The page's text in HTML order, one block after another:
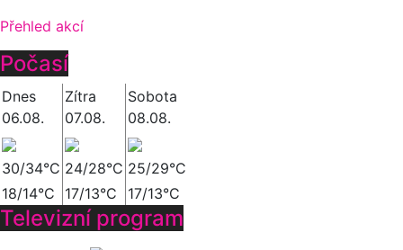
Přehled akcí
Počasí
Dnes
06.08.
Zítra
07.08.
Sobota
08.08.
30/34°C 24/28°C 25/29°C
18/14°C
17/13°C 17/13°C
Televizní program